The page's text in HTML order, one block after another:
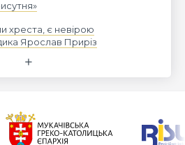
хреста, є невірою
Ярослав Приріз